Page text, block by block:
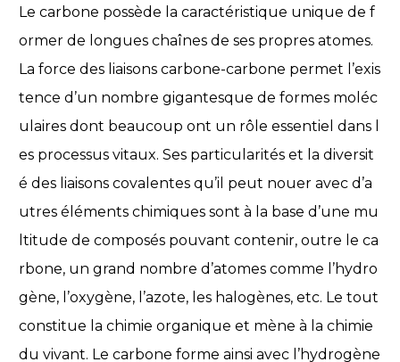
Le carbone possède la caractéristique unique de f
ormer de longues chaînes de ses propres atomes.
La force des liaisons carbone-carbone permet l’exis
tence d’un nombre gigantesque de formes moléc
ulaires dont beaucoup ont un rôle essentiel dans l
es processus vitaux. Ses particularités et la diversit
é des liaisons covalentes qu’il peut nouer avec d’a
utres éléments chimiques sont à la base d’une mu
ltitude de composés pouvant contenir, outre le ca
rbone, un grand nombre d’atomes comme l’hydro
gène, l’oxygène, l’azote, les halogènes, etc. Le tout
constitue la chimie organique et mène à la chimie
du vivant. Le carbone forme ainsi avec l’hydrogène